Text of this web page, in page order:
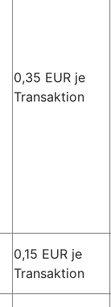
0,35 EUR je
Transaktion
0,15 EUR je
Transaktion